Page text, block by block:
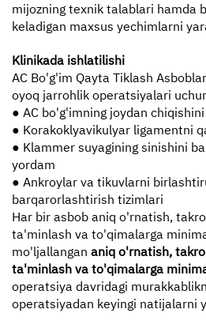
mijozning texnik talablari hamda
keladigan maxsus yechimlarni
Klinikada ishlatilishi
AC Bo'g'im Qayta Tiklash
oyoq jarrohlik operatsiyalari
● AC bo'g'imning joydan
● Korakoklyavikulyar ligamentni
● Klammer suyagining sinishini
yordam
● Ankroylar va tikuvlarni
barqarorlashtirish tizimlari
Har bir asbob aniq o'rnatish,
ta'minlash va to'qimalarga
mo'ljallangan aniq o'rnatish,
ta'minlash va to'qimalarga
operatsiya davridagi
operatsiyadan keyingi natijalarni